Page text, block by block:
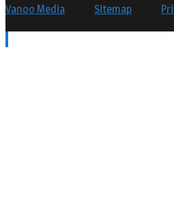
Vanoo Media
Sitemap